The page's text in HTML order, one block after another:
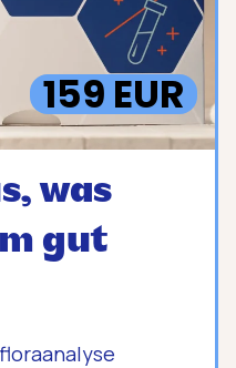
159 EUR
was
gut